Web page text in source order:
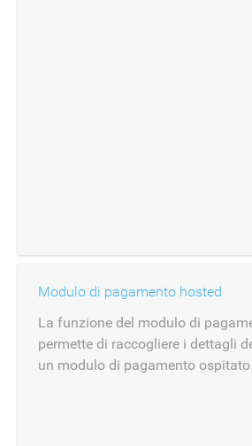
Modulo di pagamento hosted
La funzione del modulo di
permette di raccogliere i dettagli
un modulo di pagamento ospitato.